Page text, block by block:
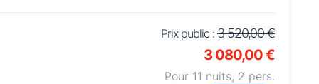
Prix public : 3 520,00 €
3 080,00 €
Pour 11 nuits, 2 pers.